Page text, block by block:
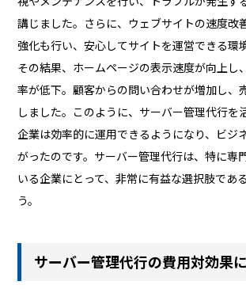
講じました。さらに、ウェブサイトの速度改
強化も行い、安心してサイトを運営できる環
その結果、ホームページの表示速度が向上し
率が低下。顧客からの問い合わせが増加し、
しました。このように、サーバー管理代行を
企業は効率的に運用できるようになり、ビジ
がったのです。サーバー管理代行は、特に専
いる企業にとって、非常に有益な選択肢であ
う。
サーバー管理代行の費用対効果